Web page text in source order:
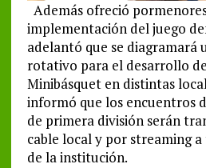
Además ofreció
implementación del juego
adelantó que se diagramará
rotativo para el desarrollo
Minibásquet en distintas
informó que los encuentros
de primera división serán
cable local y por streaming
de la institución.